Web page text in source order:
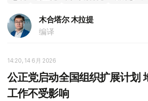
木合塔尔 木拉提
编译
14:20, 14 6月 2026
公正党启动全国组织扩展计划
工作不受影响